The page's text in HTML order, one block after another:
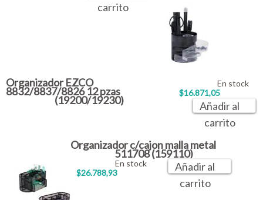
carrito
Organizador EZCO
8832/8837/8826 12 pzas
(19200/19230)
$16.871,05
En stock
Añadir al
carrito
Organizador c/cajon malla metal
511708 (159110)
$26.788,93
En stock
Añadir al
carrito